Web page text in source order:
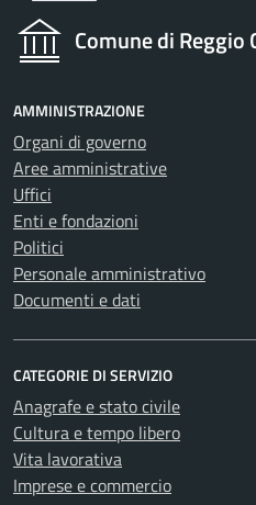
Comune di Reggio
AMMINISTRAZIONE
Organi di governo
Aree amministrative
Uffici
Enti e fondazioni
Politici
Personale amministrativo
Documenti e dati
CATEGORIE DI SERVIZIO
Anagrafe e stato civile
Cultura e tempo libero
Vita lavorativa
Imprese e commercio